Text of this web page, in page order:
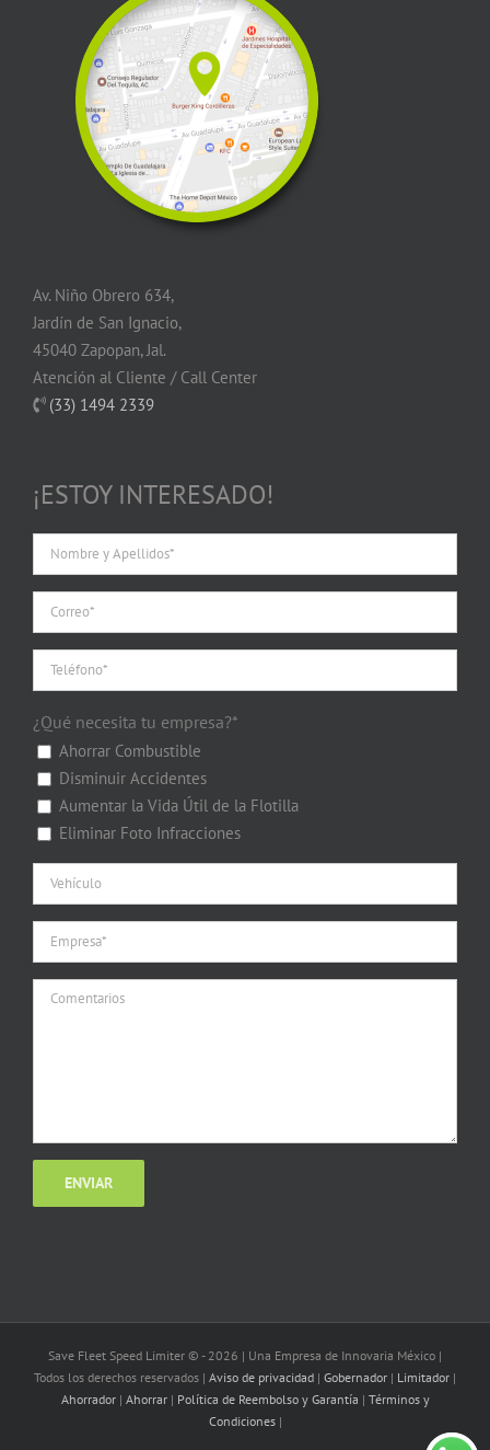
Av. Niño Obrero 634,
Jardín de San Ignacio,
45040 Zapopan, Jal.
Atención al Cliente / Call Center
(33) 1494 2339
¡ESTOY INTERESADO!
¿Qué necesita tu empresa?*
Ahorrar Combustible
Disminuir Accidentes
Aumentar la Vida Útil de la Flotilla
Eliminar Foto Infracciones
Save Fleet Speed Limiter © - 2026 | Una Empresa de Innovaria México |
Todos los derechos reservados | Aviso de privacidad | Gobernador | Limitador |
Ahorrador| Ahorrar| Política de Reembolso y Garantía | Términos y
Condiciones|